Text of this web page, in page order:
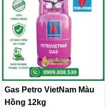
Gas Petro VietNam Màu
Hồng 12kg